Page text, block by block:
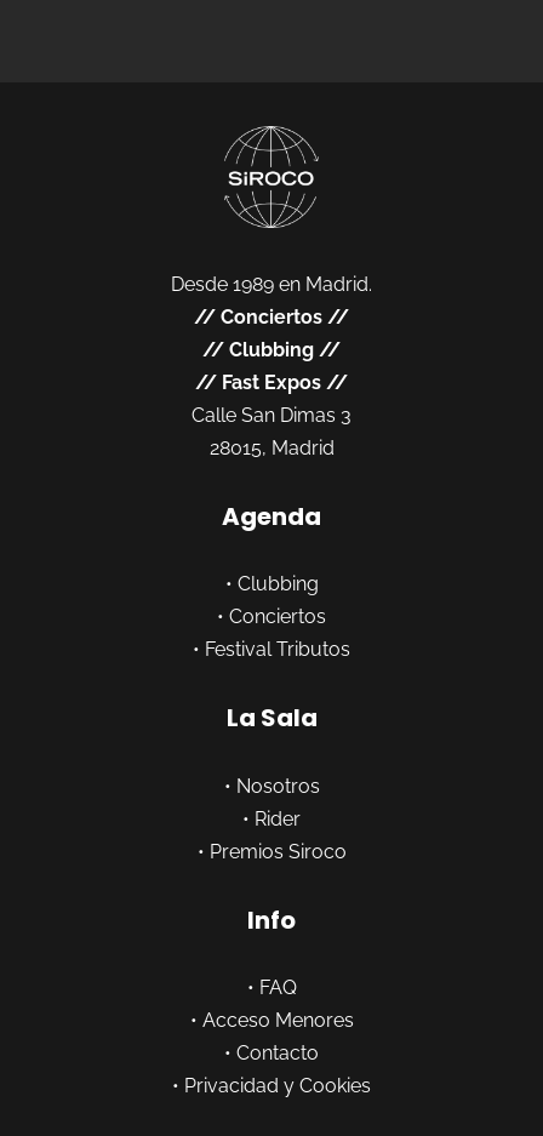
Desde 1989 en Madrid.
// Conciertos //
// Clubbing //
// Fast Expos //
Calle San Dimas 3
28015, Madrid
Agenda
• Clubbing
• Conciertos
• Festival Tributos
La Sala
• Nosotros
• Rider
• Premios Siroco
Info
• FAQ
• Acceso Menores
• Contacto
• Privacidad y Cookies